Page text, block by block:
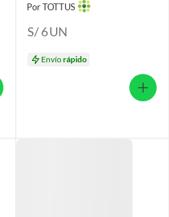
Por TOTTUS
S/ 6UN
Envíorápido